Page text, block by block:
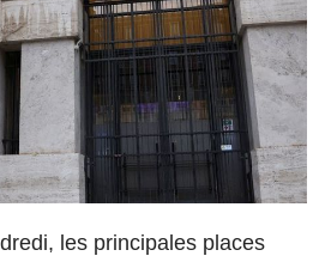
les principales places